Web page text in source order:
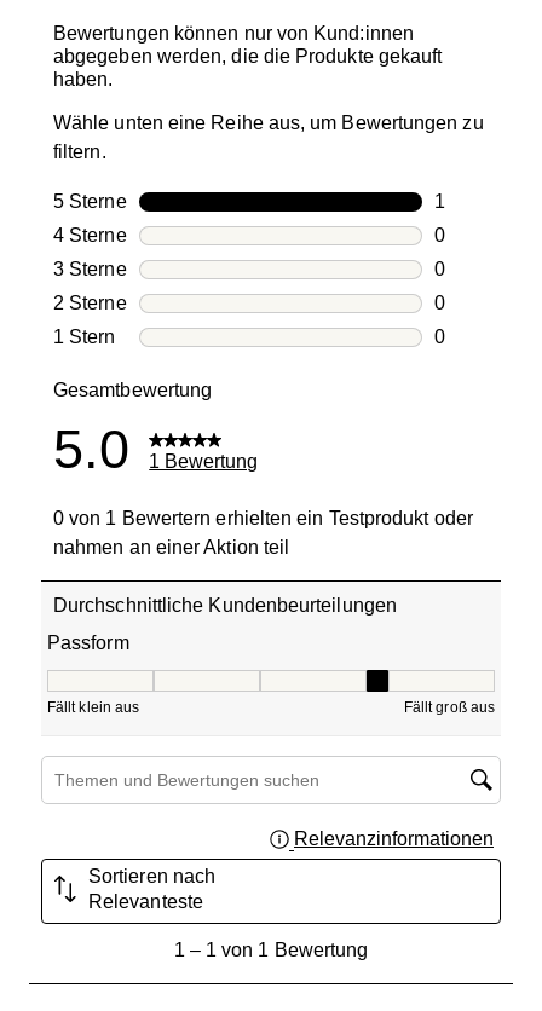
Bewertungen können nur von Kund:innen
abgegeben werden, die die Produkte gekauft
haben.
Wähle unten eine Reihe aus, um Bewertungen zu
filtern.
5 SterneSterne
1
1
4 SterneSterne
0
0
3 SterneSterne
0
0
2 SterneSterne
0
0
1 Stern Sterne
0
Gesamtbewertung
5.0 1 Bewertung
0 von 1 Bewertern erhielten ein Testprodukt oder
nahmen an einer Aktion teil
Durchschnittliche Kundenbeurteilungen
Passform
Fällt klein aus Fällt groß aus
Suchthemen und Bewertungen Suchregion
Relevanzinformationen
Sortieren nach
Relevanteste
1– 1 von 1 Bewertung